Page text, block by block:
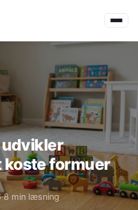
koste formuer
·8 min læsning